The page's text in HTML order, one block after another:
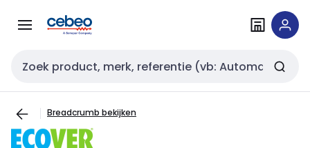
naar
naar
Zoekveld invoer
Breadcrumb bekijken